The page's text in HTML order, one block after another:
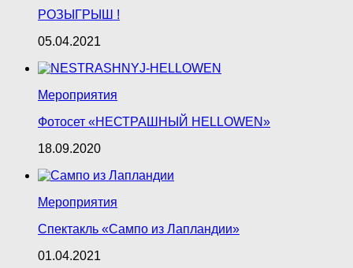
РОЗЫГРЫШ !
05.04.2021
Мероприятия
Фотосет «НЕСТРАШНЫЙ HELLOWEN»
18.09.2020
Мероприятия
Спектакль «Сампо из Лапландии»
01.04.2021